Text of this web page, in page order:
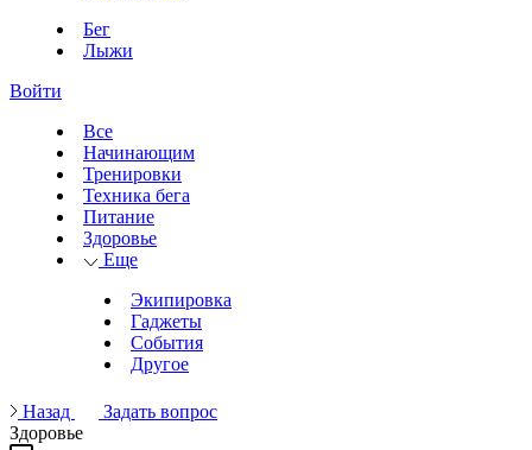
Бег
Лыжи
Войти
Все
Начинающим
Тренировки
Техника бега
Питание
Здоровье
Еще
Экипировка
Гаджеты
События
Другое
Назад
Задать вопрос
Здоровье